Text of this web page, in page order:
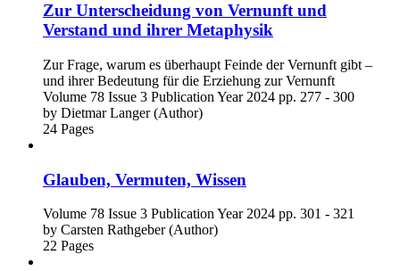
Zur Unterscheidung von Vernunft und
Verstand und ihrer Metaphysik
Zur Frage, warum es überhaupt Feinde der Vernunft gibt –
und ihrer Bedeutung für die Erziehung zur Vernunft
Volume 78 Issue 3 Publication Year 2024 pp. 277 - 300
by Dietmar Langer (Author)
24 Pages
Glauben, Vermuten, Wissen
Volume 78 Issue 3 Publication Year 2024 pp. 301 - 321
by Carsten Rathgeber (Author)
22 Pages